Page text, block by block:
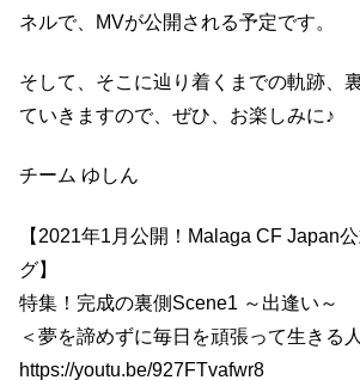
ネルで、MVが公開される予定です。
そして、そこに辿り着くまでの軌跡、
ていきますので、ぜひ、お楽しみに♪
チーム ゆしん
【2021年1月公開！Malaga CF Japan
グ】
特集！完成の裏側Scene1 ～出逢い～
＜夢を諦めずに毎日を頑張って生きる
https://youtu.be/927FTvafwr8